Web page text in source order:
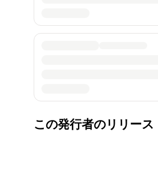
この発行者のリリース